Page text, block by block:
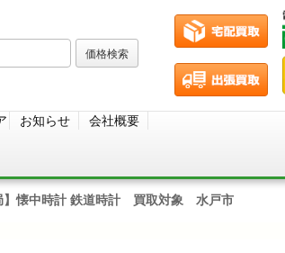
お知らせ 会社概要
】懐中時計 鉄道時計 買取対象 水戸市